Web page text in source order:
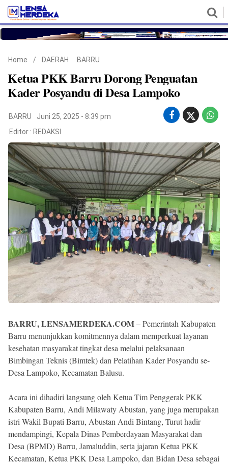
©
Copyright
2026
Lensa
Merdeka
Home / DAERAH BARRU
Ketua PKK Barru Dorong Penguatan
Kader Posyandu di Desa Lampoko
BARRU
Juni 25, 2025 - 8:39 pm
Editor : REDAKSI
BARRU, LENSAMERDEKA.COM– Pemerintah Kabupaten
Barru menunjukkan komitmennya dalam memperkuat layanan
kesehatan masyarakat tingkat desa melalui pelaksanaan
Bimbingan Teknis (Bimtek) dan Pelatihan Kader Posyandu se-
Desa Lampoko, Kecamatan Balusu.
Acara ini dihadiri langsung oleh Ketua Tim Penggerak PKK
Kabupaten Barru, Andi Milawaty Abustan, yang juga merupakan
istri Wakil Bupati Barru, Abustan Andi Bintang, Turut hadir
mendampingi, Kepala Dinas Pemberdayaan Masyarakat dan
Desa (BPMD) Barru, Jamaluddin, serta jajaran Ketua PKK
Kecamatan, Ketua PKK Desa Lampoko, dan Bidan Desa sebagai